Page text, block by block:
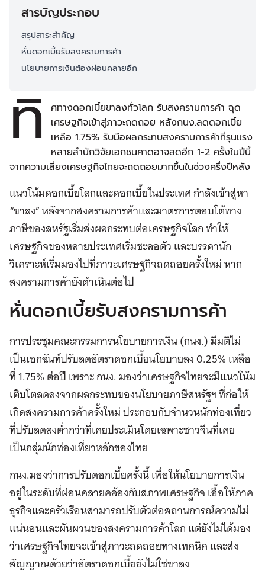
สารบัญประกอบ
สรุปสาระสำคัญ
หั่นดอกเบี้ยรับสงครามการค้า
นโยบายการเงินต้องผ่อนคลายอีก
ทิ
ศทางดอกเบี้ยขาลงทั่วโลก รับสงครามการค้า ฉุด
เศรษฐกิจเข้าสู่ภาวะถดถอย หลังกนง.ลดดอกเบี้ย
เหลือ 1.75% รับมือผลกระทบสงครามการคัาที่รุนแรง
หลายสำนักวิจัยเอกชนคาดอาจลดอีก 1-2 ครั้งในปีนี้
จากความเสี่ยงเศรษฐกิจไทยจะถดถอยมากขึ้นในช่วงครึ่งปีหลัง
แนวโน้มดอกเบี้ยโลกและดอกเบี้ยในประเทศ กำลังเข้าสู่หา
“ขาลง” หลังจากสงครามการค้าและมาตรการตอบโต้ทาง
ภาษีของสหรัฐเริ่มส่งผลกระทบต่อเศรษฐกิจโลก ทำให้
เศรษฐกิจของหลายประเทศเริ่มชะลอตัว และบรรดานัก
วิเคราะห์เริ่มมองไปที่ภาวะเศรษฐกิจถดถอยครั้งใหม่ หาก
สงครามการค้ายังดำเนินต่อไป
หั่นดอกเบี้ยรับสงครามการค้า
การประชุมคณะกรรมการนโยบายการเงิน (กนง.) มีมติไม่
เป็นเอกฉันท์ปรับลดอัตราดอกเบี้ยนโยบายลง 0.25% เหลือ
ที่ 1.75% ต่อปี เพราะ กนง. มองว่าเศรษฐกิจไทยจะมีแนวโน้ม
เติบโตลดลงจากผลกระทบของนโยบายภาษีสหรัฐฯ ที่ก่อให้
เกิดสงครามการค้าครั้งใหม่ ประกอบกับจำนวนนักท่องเที่ยว
ที่ปรับลดลงต่ำกว่าที่เคยประเมินโดยเฉพาะชาวจีนที่เคย
เป็นกลุ่มนักท่องเที่ยวหลักของไทย
กนง.มองว่าการปรับดอกเบี้ยครั้งนี้ เพื่อให้นโยบายการเงิน
อยู่ในระดับที่ผ่อนคลายคล้องกับสภาพเศรษฐกิจ เอื้อให้ภาค
ธุรกิจและครัวเรือนสามารถปรับตัวต่อสถานการณ์ความไม่
แน่นอนและผันผวนของสงครามการค้าโลก แต่ยังไม่ได้มอง
ว่าเศรษฐกิจไทยจะเข้าสู่ภาวะถดถอยทางเทคนิค และส่ง
สัญญาณด้วยว่าอัตราดอกเบี้ยยังไม่ใช่ขาลง